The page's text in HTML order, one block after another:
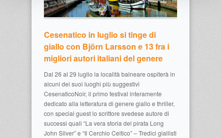
Cesenatico in luglio si tinge di
giallo con Björn Larsson e 13 fra i
migliori autori italiani del genere
Dal 26 al 29 luglio la località balneare ospiterà in
alcuni dei suoi luoghi più suggestivi
CesenaticoNoir, il primo festival interamente
dedicato alla letteratura di genere giallo e thriller,
con special guest lo scrittore svedese autore di
successi quali “La vera storia del pirata Long
John Silver” e “Il Cerchio Celtico” – Tredici giallisti